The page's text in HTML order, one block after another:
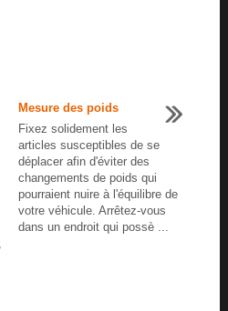
Mesure des poids
Fixez solidement les
articles susceptibles de se
déplacer afin d'éviter des
changements de poids qui
pourraient nuire à l'équilibre de
votre véhicule. Arrêtez-vous
dans un endroit qui possè ...